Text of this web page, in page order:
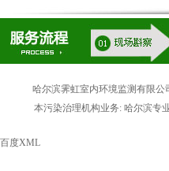
哈尔滨霁虹室内环境监测有限公
本污染治理机构业务: 哈尔滨专
百度XML